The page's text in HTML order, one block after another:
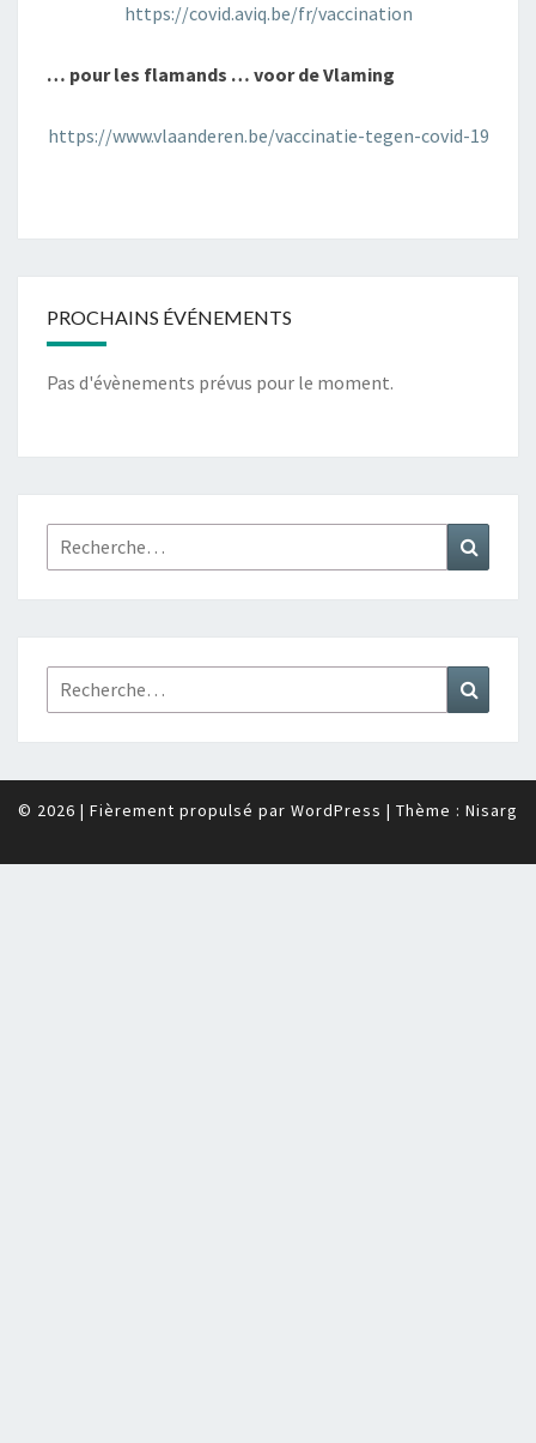
https://covid.aviq.be/fr/vaccination
… pour les flamands … voor de Vlaming
https://www.vlaanderen.be/vaccinatie-tegen-covid-19
PROCHAINS ÉVÉNEMENTS
Pas d'évènements prévus pour le moment.
Rechercher :
Rechercher :
© 2026 | Fièrement propulsé par WordPress | Thème : Nisarg